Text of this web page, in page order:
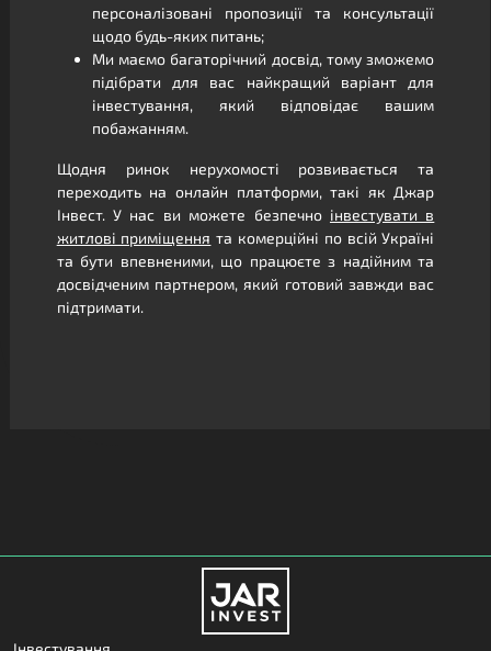
персоналізовані пропозиції та консультації
щодо будь-яких питань;
Ми маємо багаторічний досвід, тому зможемо
підібрати для вас найкращий варіант для
інвестування, який відповідає вашим
побажанням.
Щодня ринок нерухомості розвивається та
переходить на онлайн платформи, такі як Джар
Інвест. У нас ви можете безпечно інвестувати в
житлові приміщення та комерційні по всій Україні
та бути впевненими, що працюєте з надійним та
досвідченим партнером, який готовий завжди вас
підтримати.